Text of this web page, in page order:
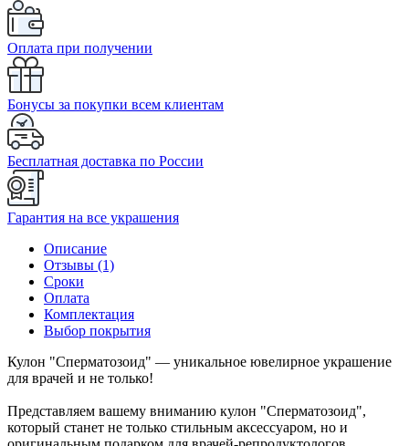
Оплата при получении
Бонусы за покупки всем клиентам
Бесплатная доставка по России
Гарантия на все украшения
Описание
Отзывы (1)
Сроки
Оплата
Комплектация
Выбор покрытия
Кулон "Сперматозоид" — уникальное ювелирное украшение
для врачей и не только!
Представляем вашему вниманию кулон "Сперматозоид",
который станет не только стильным аксессуаром, но и